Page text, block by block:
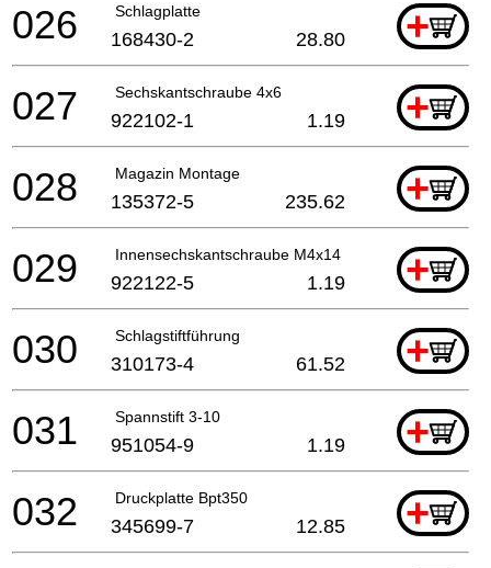
Schlagplatte +
026 168430-2 28.80
Sechskantschraube 4x6 +
027 922102-1 1.19
Magazin Montage +
028 135372-5 235.62
Innensechskantschraube M4x14 +
029 922122-5 1.19
Schlagstiftführung +
030 310173-4 61.52
Spannstift 3-10 +
031 951054-9 1.19
Druckplatte Bpt350 +
032 345699-7 12.85